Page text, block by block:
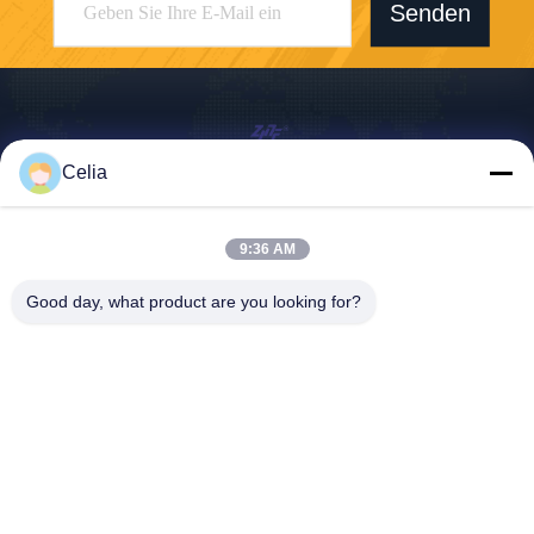
Senden
Shenzhen Zhong Jian South Environment
86--13392805835
Celia
9:36 AM
Good day, what product are you looking for?